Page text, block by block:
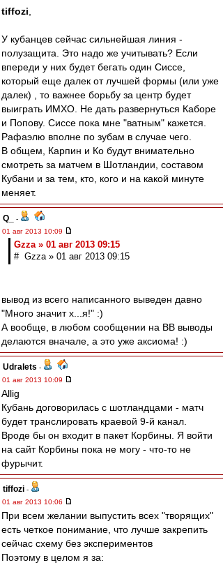
tiffozi
У кубанцев сейчас сильнейшая линия -
полузащита. Это надо же учитывать? Если
впереди у них будет бегать один Сиссе,
который еще далек от лучшей формы (или уже
далек) , то важнее борьбу за центр будет
выиграть ИМХО. Не дать развернуться Каборе
и Попову. Сиссе пока мне "ватным" кажется.
Рафаэлю вполне по зубам в случае чего.
В общем, Карпин и Ко будут внимательно
смотреть за матчем в Шотландии, составом
Кубани и за тем, кто, кого и на какой минуте
меняет.
Q_
-
01 авг 2013 10:09
Gzza » 01 авг 2013 09:15
# Gzza » 01 авг 2013 09:15
вывод из всего написанного выведен давно
"Много значит х...я!" :)
А вообще, в любом сообщении на ВВ выводы
делаются вначале, а это уже аксиома! :)
Udralets -
01 авг 2013 10:09
Allig
Кубань договорилась с шотландцами - матч
будет транслировать краевой 9-й канал.
Вроде бы он входит в пакет Корбины. Я войти
на сайт Корбины пока не могу - что-то не
фурычит.
tiffozi -
01 авг 2013 10:06
При всем желании выпустить всех "творящих"
есть четкое понимание, что лучше закрепить
сейчас схему без экспериментов
Поэтому в целом я за: